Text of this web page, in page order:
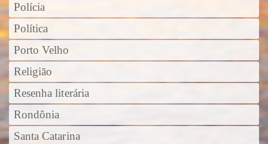
Polícia
Política
Porto Velho
Religião
Resenha literária
Rondônia
Santa Catarina